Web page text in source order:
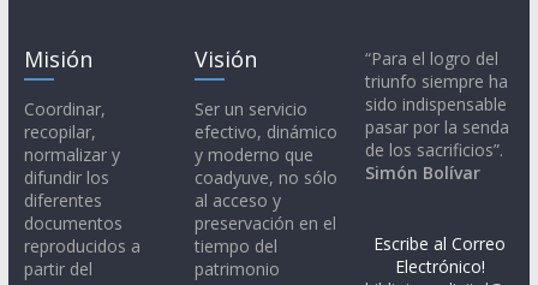
Misión
Coordinar,
recopilar,
normalizar y
difundir los
diferentes
documentos
reproducidos a
partir del
Visión
Ser un servicio
efectivo, dinámico
y moderno que
coadyuve, no sólo
al acceso y
preservación en el
tiempo del
patrimonio
“Para el logro del
triunfo siempre ha
sido indispensable
pasar por la senda
de los sacrificios”.
Simón Bolívar
Escribe al Correo
Electrónico!